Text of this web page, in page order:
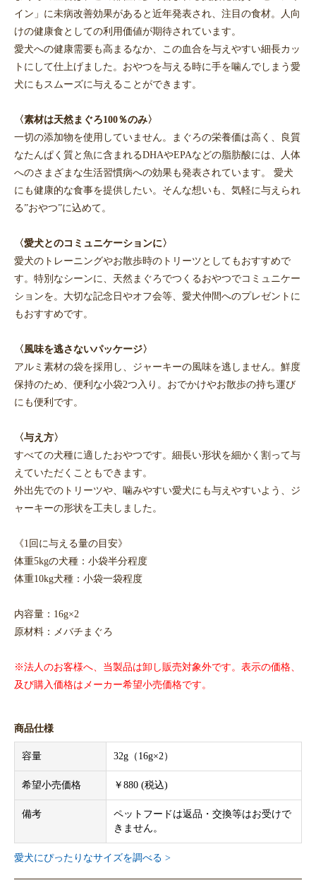
イン」に未病改善効果があると近年発表され、注目の食材。人向
けの健康食としての利用価値が期待されています。
愛犬への健康需要も高まるなか、この血合を与えやすい細長カッ
トにして仕上げました。おやつを与える時に手を噛んでしまう愛
犬にもスムーズに与えることができます。
〈素材は天然まぐろ100％のみ〉
一切の添加物を使用していません。まぐろの栄養価は高く、良質
なたんぱく質と魚に含まれるDHAやEPAなどの脂肪酸には、人体
へのさまざまな生活習慣病への効果も発表されています。 愛犬
にも健康的な食事を提供したい。そんな想いも、気軽に与えられ
る”おやつ”に込めて。
〈愛犬とのコミュニケーションに〉
愛犬のトレーニングやお散歩時のトリーツとしてもおすすめで
す。特別なシーンに、天然まぐろでつくるおやつでコミュニケー
ションを。大切な記念日やオフ会等、愛犬仲間へのプレゼントに
もおすすめです。
〈風味を逃さないパッケージ〉
アルミ素材の袋を採用し、ジャーキーの風味を逃しません。鮮度
保持のため、便利な小袋2つ入り。おでかけやお散歩の持ち運び
にも便利です。
〈与え方〉
すべての犬種に適したおやつです。細長い形状を細かく割って与
えていただくこともできます。
外出先でのトリーツや、噛みやすい愛犬にも与えやすいよう、ジ
ャーキーの形状を工夫しました。
《1回に与える量の目安》
体重5kgの犬種：小袋半分程度
体重10kg犬種：小袋一袋程度
内容量：16g×2
原材料：メバチまぐろ
※法人のお客様へ、当製品は卸し販売対象外です。表示の価格、
及び購入価格はメーカー希望小売価格です。
商品仕様
容量 32g（16g×2）
希望小売価格 ￥880 (税込)
備考
ペットフードは返品・交換等はお受けで
きません。
愛犬にぴったりなサイズを調べる >